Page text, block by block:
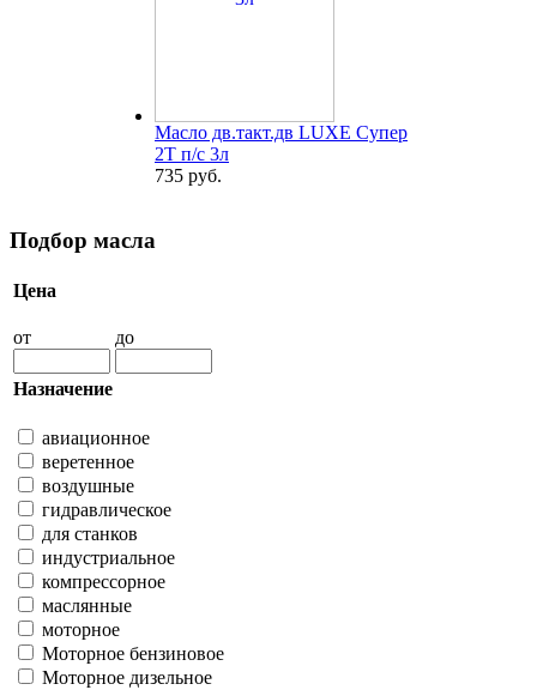
Масло дв.такт.дв LUXE Супер
2Т п/с 3л
735 руб.
Подбор масла
Цена
от до
Назначение
авиационное
веретенное
воздушные
гидравлическое
для станков
индустриальное
компрессорное
маслянные
моторное
Моторное бензиновое
Моторное дизельное